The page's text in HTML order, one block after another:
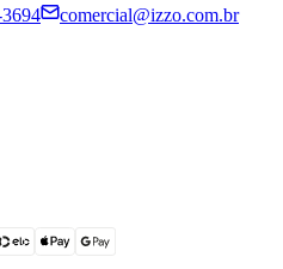
comercial@izzo.com.br